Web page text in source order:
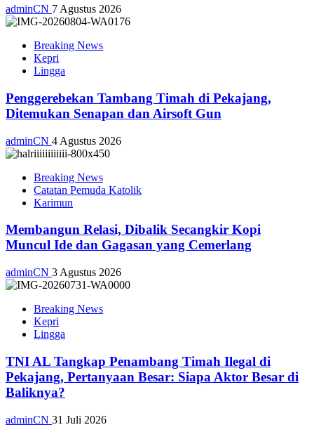
adminCN 7 Agustus 2026
Breaking News
Kepri
Lingga
Penggerebekan Tambang Timah di Pekajang,
Ditemukan Senapan dan Airsoft Gun
adminCN 4 Agustus 2026
Breaking News
Catatan Pemuda Katolik
Karimun
Membangun Relasi, Dibalik Secangkir Kopi
Muncul Ide dan Gagasan yang Cemerlang
adminCN 3 Agustus 2026
Breaking News
Kepri
Lingga
TNI AL Tangkap Penambang Timah Ilegal di
Pekajang, Pertanyaan Besar: Siapa Aktor Besar di
Baliknya?
adminCN 31 Juli 2026